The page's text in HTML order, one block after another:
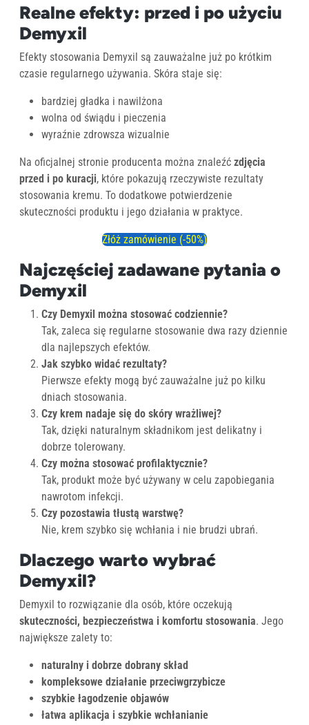
Realne efekty: przed i po użyciu
Demyxil
Efekty stosowania Demyxil są zauważalne już po krótkim
czasie regularnego używania. Skóra staje się:
bardziej gładka i nawilżona
wolna od świądu i pieczenia
wyraźnie zdrowsza wizualnie
Na oficjalnej stronie producenta można znaleźć zdjęcia
przed i po kuracji, które pokazują rzeczywiste rezultaty
stosowania kremu. To dodatkowe potwierdzenie
skuteczności produktu i jego działania w praktyce.
Złóż zamówienie (-50%)
Najczęściej zadawane pytania o
Demyxil
Czy Demyxil można stosować codziennie?
Tak, zaleca się regularne stosowanie dwa razy dziennie
dla najlepszych efektów.
Jak szybko widać rezultaty?
Pierwsze efekty mogą być zauważalne już po kilku
dniach stosowania.
Czy krem nadaje się do skóry wrażliwej?
Tak, dzięki naturalnym składnikom jest delikatny i
dobrze tolerowany.
Czy można stosować profilaktycznie?
Tak, produkt może być używany w celu zapobiegania
nawrotom infekcji.
Czy pozostawia tłustą warstwę?
Nie, krem szybko się wchłania i nie brudzi ubrań.
Dlaczego warto wybrać
Demyxil?
Demyxil to rozwiązanie dla osób, które oczekują
skuteczności, bezpieczeństwa i komfortu stosowania. Jego
największe zalety to:
naturalny i dobrze dobrany skład
kompleksowe działanie przeciwgrzybicze
szybkie łagodzenie objawów
łatwa aplikacja i szybkie wchłanianie